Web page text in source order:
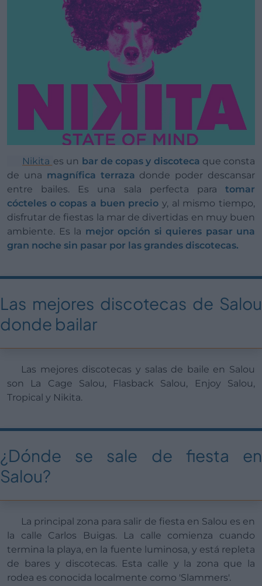
Nikita es un bar de copas y discoteca que consta
de una magnífica terraza donde poder descansar
entre bailes. Es una sala perfecta para tomar
cócteles o copas a buen precio y, al mismo tiempo,
disfrutar de fiestas la mar de divertidas en muy buen
ambiente. Es la mejor opción si quieres pasar una
gran noche sin pasar por las grandes discotecas.
Las mejores discotecas de Salou
donde bailar
Las mejores discotecas y salas de baile en Salou
son La Cage Salou, Flasback Salou, Enjoy Salou,
Tropical y Nikita.
¿Dónde se sale de fiesta en
Salou?
La principal zona para salir de fiesta en Salou es en
la calle Carlos Buigas. La calle comienza cuando
termina la playa, en la fuente luminosa, y está repleta
de bares y discotecas. Esta calle y la zona que la
rodea es conocida localmente como 'Slammers'.